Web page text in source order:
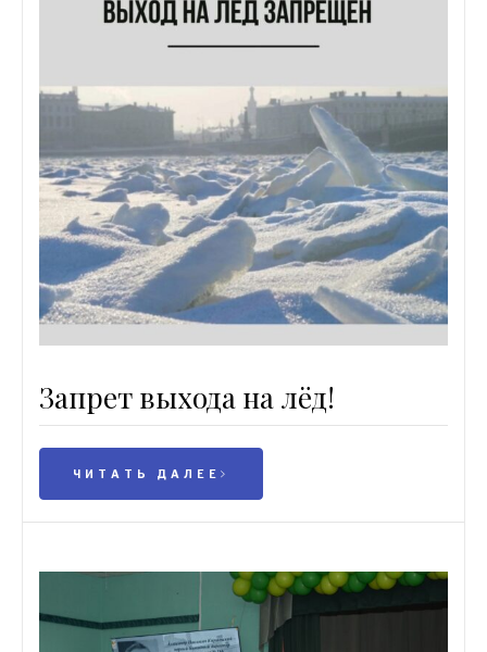
Запрет выхода на лёд!
ЧИТАТЬ ДАЛЕЕ